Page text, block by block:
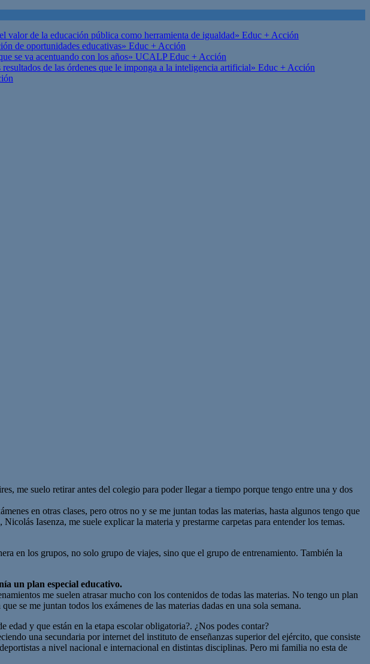
valor de la educación pública como herramienta de igualdad» Educ + Acción
de oportunidades educativas» Educ + Acción
se va acentuando con los años» UCALPEduc + Acción
de las órdenes que le imponga a la inteligencia artificial» Educ + Acción
me suelo retirar antes del colegio para poder llegar a tiempo porque tengo entre una y dos
en otras clases, pero otros no y se me juntan todas las materias, hasta algunos tengo que
Iasenza, me suele explicar la materia y prestarme carpetas para entender los temas.
en los grupos, no solo grupo de viajes, sino que el grupo de entrenamiento. También la
un plan especial educativo.
me suelen atrasar mucho con los contenidos de todas las materias. No tengo un plan
se me juntan todos los exámenes de las materias dadas en una sola semana.
edad y que están en la etapa escolar obligatoria?. ¿Nos podes contar?
una secundaria por internet del instituto de enseñanzas superior del ejército, que consiste
a nivel nacional e internacional en distintas disciplinas. Pero mi familia no esta de